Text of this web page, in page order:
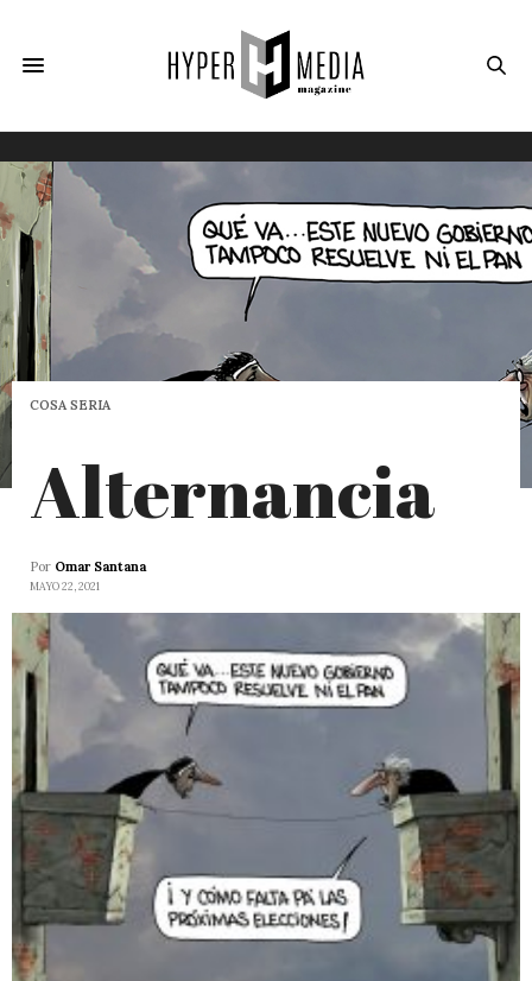
COSA SERIA
Alternancia
Por Omar Santana
MAYO 22, 2021